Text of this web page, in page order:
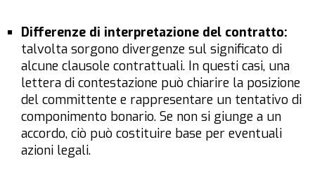
Differenze di interpretazione del contratto:
talvolta sorgono divergenze sul significato di
alcune clausole contrattuali. In questi casi, una
lettera di contestazione può chiarire la posizione
del committente e rappresentare un tentativo di
componimento bonario. Se non si giunge a un
accordo, ciò può costituire base per eventuali
azioni legali.